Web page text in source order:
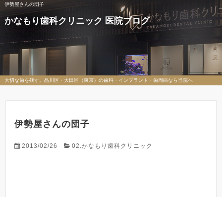
伊勢屋さんの団子
かなもり歯科クリニック 医院ブログ
大切な歯を残す。品川区・大田区（東京）の歯科・インプラント・歯周病なら当院へ
伊勢屋さんの団子
2013/02/26 02.かなもり歯科クリニック